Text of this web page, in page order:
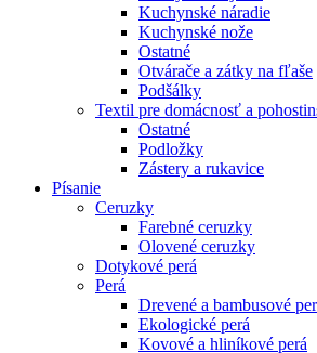
Kuchynské náradie
Kuchynské nože
Ostatné
Otvárače a zátky na fľaše
Podšálky
Textil pre domácnosť a
Ostatné
Podložky
Zástery a rukavice
Písanie
Ceruzky
Farebné ceruzky
Olovené ceruzky
Dotykové perá
Perá
Drevené a bambusové
Ekologické perá
Kovové a hliníkové perá